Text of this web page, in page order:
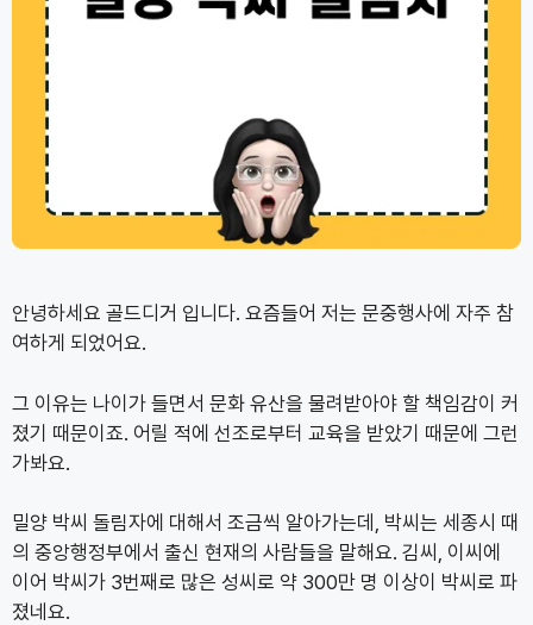
안녕하세요 골드디거 입니다. 요즘들어 저는 문중행사에 자주 참
여하게 되었어요.
그 이유는 나이가 들면서 문화 유산을 물려받아야 할 책임감이 커
졌기 때문이죠. 어릴 적에 선조로부터 교육을 받았기 때문에 그런
가봐요.
밀양 박씨 돌림자에 대해서 조금씩 알아가는데, 박씨는 세종시 때
의 중앙행정부에서 출신 현재의 사람들을 말해요. 김씨, 이씨에
이어 박씨가 3번째로 많은 성씨로 약 300만 명 이상이 박씨로 파
졌네요.